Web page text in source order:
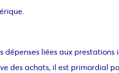
dépenses liées aux
des achats, il est primordial